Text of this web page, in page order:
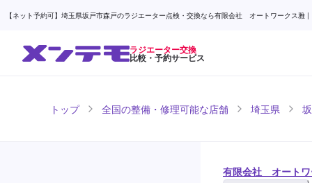
【ネット予約可】埼玉県坂戸市森戸のラジエーター点検・交換なら有限会社 オートワークス雅 |
ラジエーター交換
比較・予約サービス
トップ 全国の整備・修理可能な店舗 埼玉県
有限会社 オートワ